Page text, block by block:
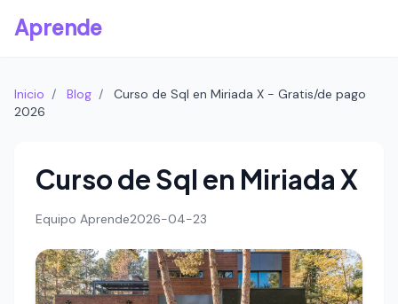
Aprende
Inicio / Blog /
Curso de Sql en Miriada X - Gratis/de pago
2026
Curso de Sql en Miriada X
Equipo Aprende2026-04-23